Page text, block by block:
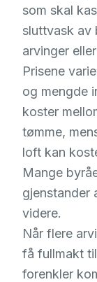
som skal
sluttvask av
arvinger
Prisene
og mengde
koster
tømme,
loft kan
Mange
gjenstander
videre.
Når flere
få fullmakt
forenkler